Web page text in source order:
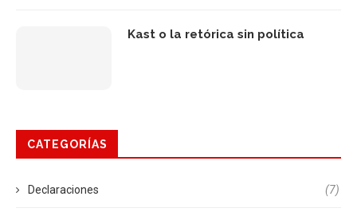
Kast o la retórica sin política
CATEGORÍAS
Declaraciones (7)